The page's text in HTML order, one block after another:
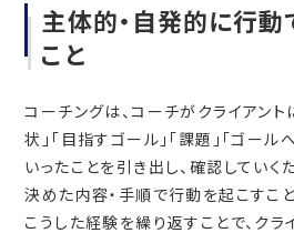
主体的・自発的に行動
こと
コーチングは、コーチがクライアント
状」「目指すゴール」「課題」「ゴー
いったことを引き出し、確認していく
決めた内容・手順で行動を起こすこと
こうした経験を繰り返すことで、ク